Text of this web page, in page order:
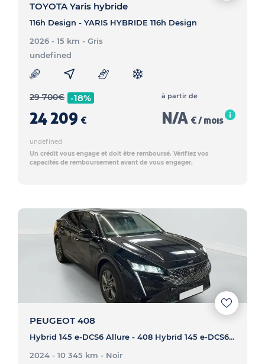
TOYOTA Yaris hybride
116h Design - YARIS HYBRIDE 116h Design
2026 - 15 km - Gris
undefined
29 700€ -18%
24 209 €
à partir de
N/A € / mois
undefined
Un crédit vous engage et doit être remboursé. Vérifiez vos
capacités de remboursement avant de vous engager.
PEUGEOT 408
Hybrid 145 e-DCS6 Allure - 408 Hybrid 145 e-DCS6 Allure
2024 - 10 345 km - Noir